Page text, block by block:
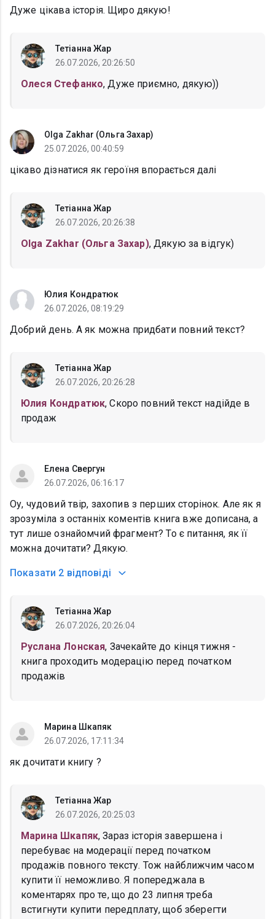
Дуже цікава історія. Щиро дякую!
Тетіанна Жар
26.07.2026, 20:26:50
Олеся Стефанко, Дуже приємно, дякую))
Olga Zakhar (Ольга Захар)
25.07.2026, 00:40:59
цікаво дізнатися як героїня впорається далі
Тетіанна Жар
26.07.2026, 20:26:38
Olga Zakhar (Ольга Захар), Дякую за відгук)
Юлия Кондратюк
26.07.2026, 08:19:29
Добрий день. А як можна придбати повний текст?
Тетіанна Жар
26.07.2026, 20:26:28
Юлия Кондратюк, Скоро повний текст надійде в
продаж
Елена Свергун
26.07.2026, 06:16:17
Оу, чудовий твір, захопив з перших сторінок. Але як я
зрозуміла з останніх коментів книга вже дописана, а
тут лише ознайомчий фрагмент? То є питання, як її
можна дочитати? Дякую.
Показати 2 відповіді
Тетіанна Жар
26.07.2026, 20:26:04
Руслана Лонская, Зачекайте до кінця тижня -
книга проходить модерацію перед початком
продажів
Марина Шкапяк
26.07.2026, 17:11:34
як дочитати книгу ?
Тетіанна Жар
26.07.2026, 20:25:03
Марина Шкапяк, Зараз історія завершена і
перебуває на модерації перед початком
продажів повного тексту. Тож найближчим часом
купити її неможливо. Я попереджала в
коментарях про те, що до 23 липня треба
встигнути купити передплату, щоб зберегти